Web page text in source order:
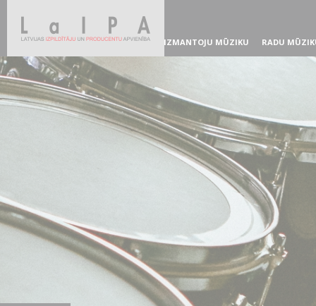
IZMANTOJU MŪZIKU RADU